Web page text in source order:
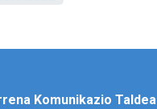
Komunikazio Taldea